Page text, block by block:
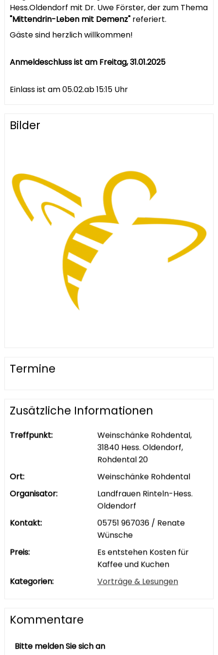
Hess.Oldendorf mit Dr. Uwe Förster, der zum Thema
"Mittendrin-Leben mit Demenz" referiert.
Gäste sind herzlich willkommen!
Anmeldeschluss ist am Freitag, 31.01.2025
Einlass ist am 05.02.ab 15:15 Uhr
Bilder
Termine
Zusätzliche Informationen
Treffpunkt:
Weinschänke Rohdental,
31840 Hess. Oldendorf,
Rohdental 20
Ort:
Weinschänke Rohdental
Organisator:
Landfrauen Rinteln-Hess.
Oldendorf
Kontakt:
05751 967036 / Renate
Wünsche
Preis:
Es entstehen Kosten für
Kaffee und Kuchen
Kategorien:
Vorträge & Lesungen
Kommentare
Bitte melden Sie sich an